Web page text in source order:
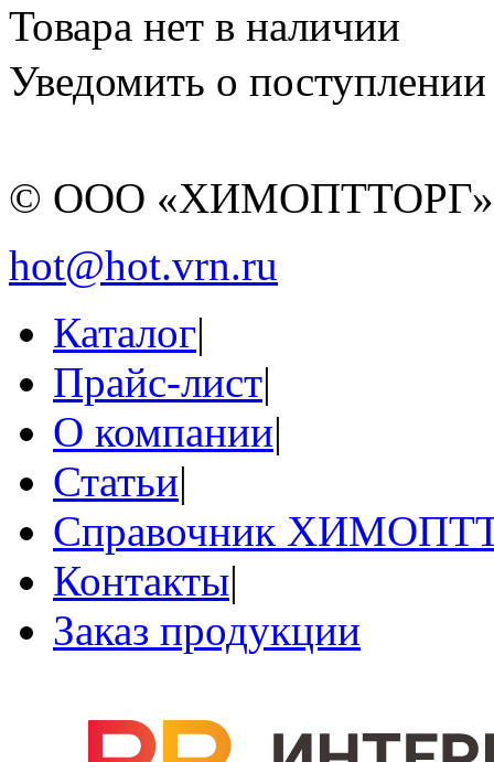
Товара нет в наличии
Уведомить о поступлении
© ООО
hot@hot.vrn.ru
Каталог|
Прайс-лист|
О компании|
Статьи|
Справочник
Контакты|
Заказ продукции